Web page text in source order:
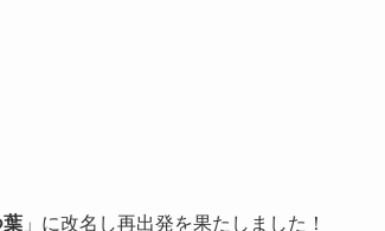
葉 」に改名し再出発を果たしました！